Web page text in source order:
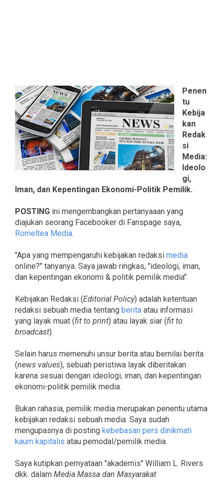
Penen
tu
Kebija
kan
Redak
si
Media:
Ideolo
gi,
Iman, dan Kepentingan Ekonomi-Politik Pemilik.
POSTING ini mengembangkan pertanyaaan yang
diajukan seorang Facebooker di Fanspage saya,
Romeltea Media.
"Apa yang mempengaruhi kebijakan redaksi media
online?" tanyanya. Saya jawab ringkas, "ideologi, iman,
dan kepentingan ekonomi & politik pemilik media".
Kebijakan Redaksi (Editorial Policy) adalah ketentuan
redaksi sebuah media tentang berita atau informasi
yang layak muat (fit to print) atau layak siar (fit to
broadcast).
Selain harus memenuhi unsur berita atau bernilai berita
(news values), sebuah peristiwa layak diberitakan
karena sesuai dengan ideologi, iman, dan kepentingan
ekonomi-politik pemilik media.
Bukan rahasia, pemilik media merupakan penentu utama
kebijakan redaksi sebuah media. Saya sudah
mengupasnya di posting kebebasan pers dinikmati
kaum kapitalis atau pemodal/pemilik media.
Saya kutipkan pernyataan "akademis" William L. Rivers
dkk. dalam Media Massa dan Masyarakat